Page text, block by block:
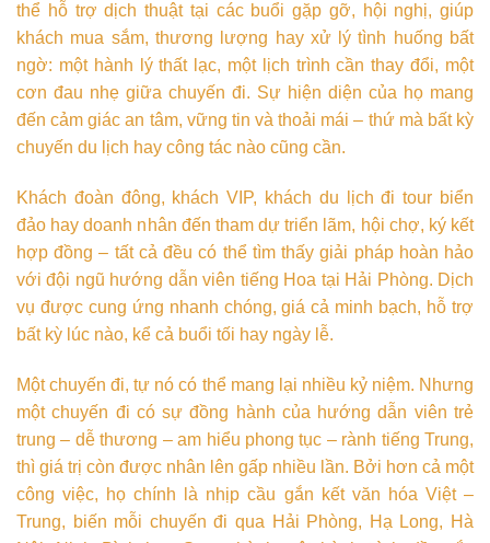
thể hỗ trợ dịch thuật tại các buổi gặp gỡ, hội nghị, giúp
khách mua sắm, thương lượng hay xử lý tình huống bất
ngờ: một hành lý thất lạc, một lịch trình cần thay đổi, một
cơn đau nhẹ giữa chuyến đi. Sự hiện diện của họ mang
đến cảm giác an tâm, vững tin và thoải mái – thứ mà bất kỳ
chuyến du lịch hay công tác nào cũng cần.
Khách đoàn đông, khách VIP, khách du lịch đi tour biển
đảo hay doanh nhân đến tham dự triển lãm, hội chợ, ký kết
hợp đồng – tất cả đều có thể tìm thấy giải pháp hoàn hảo
với đội ngũ hướng dẫn viên tiếng Hoa tại Hải Phòng. Dịch
vụ được cung ứng nhanh chóng, giá cả minh bạch, hỗ trợ
bất kỳ lúc nào, kể cả buổi tối hay ngày lễ.
Một chuyến đi, tự nó có thể mang lại nhiều kỷ niệm. Nhưng
một chuyến đi có sự đồng hành của hướng dẫn viên trẻ
trung – dễ thương – am hiểu phong tục – rành tiếng Trung,
thì giá trị còn được nhân lên gấp nhiều lần. Bởi hơn cả một
công việc, họ chính là nhịp cầu gắn kết văn hóa Việt –
Trung, biến mỗi chuyến đi qua Hải Phòng, Hạ Long, Hà